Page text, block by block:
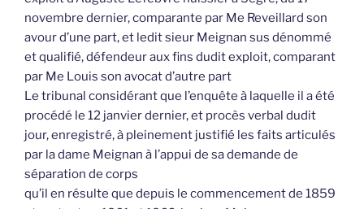
novembre dernier, comparante par Me Reveillard son
avour d’une part, et ledit sieur Meignan sus dénommé
et qualifié, défendeur aux fins dudit exploit, comparant
par Me Louis son avocat d’autre part
Le tribunal considérant que l’enquête à laquelle il a été
procédé le 12 janvier dernier, et procès verbal dudit
jour, enregistré, à pleinement justifié les faits articulés
par la dame Meignan à l’appui de sa demande de
séparation de corps
qu’il en résulte que depuis le commencement de 1859